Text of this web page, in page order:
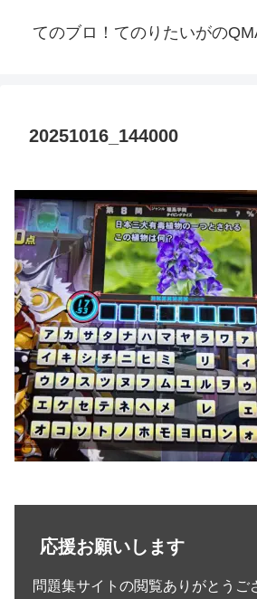
てのブロ！てのりたいがの
20251016_144000
応援お願いします
問題集サイトの閲覧ありがとうご